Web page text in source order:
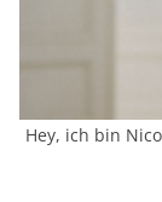
Hey, ich bin